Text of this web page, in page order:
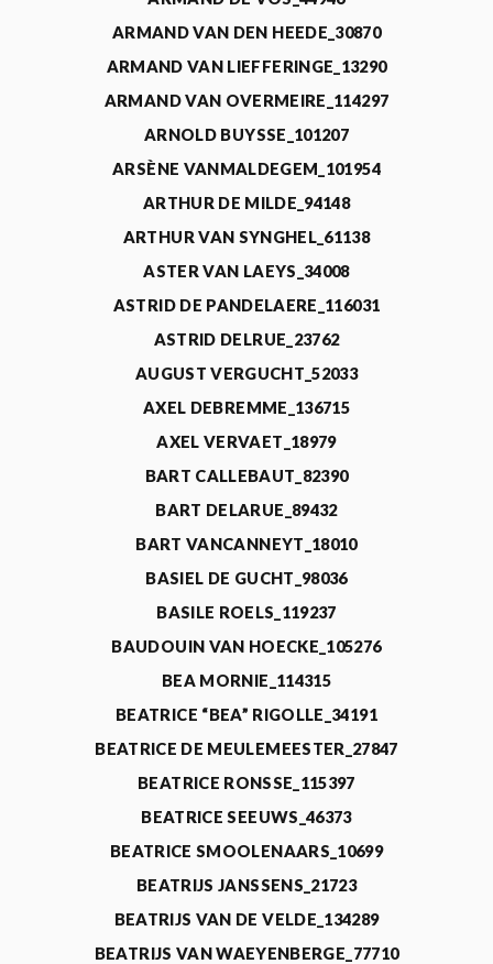
ARMAND VAN DEN HEEDE_30870
ARMAND VAN LIEFFERINGE_13290
ARMAND VAN OVERMEIRE_114297
ARNOLD BUYSSE_101207
ARSÈNE VANMALDEGEM_101954
ARTHUR DE MILDE_94148
ARTHUR VAN SYNGHEL_61138
ASTER VAN LAEYS_34008
ASTRID DE PANDELAERE_116031
ASTRID DELRUE_23762
AUGUST VERGUCHT_52033
AXEL DEBREMME_136715
AXEL VERVAET_18979
BART CALLEBAUT_82390
BART DELARUE_89432
BART VANCANNEYT_18010
BASIEL DE GUCHT_98036
BASILE ROELS_119237
BAUDOUIN VAN HOECKE_105276
BEA MORNIE_114315
BEATRICE “BEA” RIGOLLE_34191
BEATRICE DE MEULEMEESTER_27847
BEATRICE RONSSE_115397
BEATRICE SEEUWS_46373
BEATRICE SMOOLENAARS_10699
BEATRIJS JANSSENS_21723
BEATRIJS VAN DE VELDE_134289
BEATRIJS VAN WAEYENBERGE_77710